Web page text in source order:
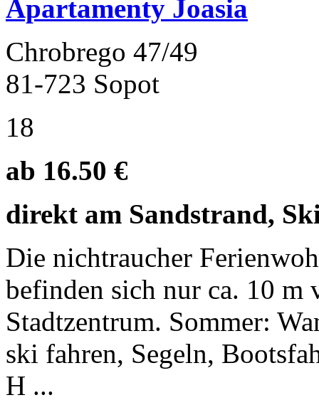
Apartamenty Joasia
Chrobrego 47/49
81-723 Sopot
18
ab 16.50 €
direkt am Sandstrand,
Die nichtraucher
befinden sich nur ca. 10
Stadtzentrum. Sommer:
ski fahren, Segeln,
H ...